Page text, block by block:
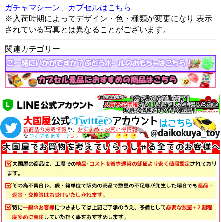
ガチャマシーン、カプセルはこちら
※入荷時期によってデザイン・色・種類が変更になり 表示
されている写真とは異なることがございます。
関連カテゴリー